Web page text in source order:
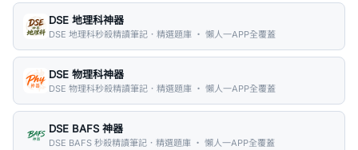
DSE 地理科神器
DSE 地理科秒殺精讀筆記．精選題庫 ・ 懶人一APP全覆蓋
DSE 物理科神器
DSE 物理科秒殺精讀筆記．精選題庫 ・ 懶人一APP全覆蓋
DSE BAFS 神器
DSE BAFS 秒殺精讀筆記．精選題庫 ・ 懶人一APP全覆蓋